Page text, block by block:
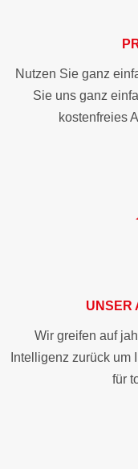
Nutzen Sie ganz
Sie uns ganz
kostenfreies
UNSER
Wir greifen auf
Intelligenz zurück
für